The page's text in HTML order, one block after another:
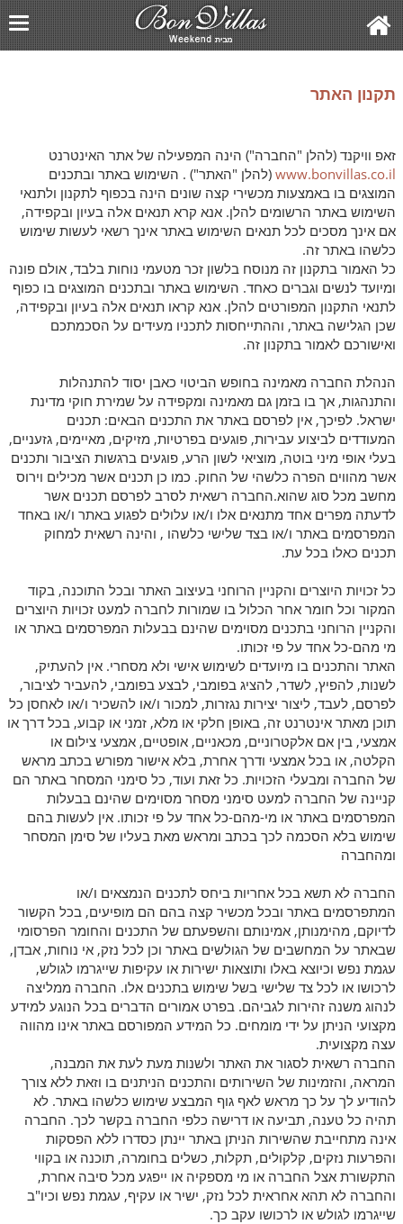
תקנון האתר
זאפ וויקנד (להלן "החברה") הינה המפעילה של אתר האינטרנט
www.bonvillas.co.il (להלן "האתר") . השימוש באתר ובתכנים
המוצגים בו באמצעות מכשירי קצה שונים הינה בכפוף לתקנון ולתנאי
השימוש באתר הרשומים להלן. אנא קרא תנאים אלה בעיון ובקפידה,
אם אינך מסכים לכל תנאים השימוש באתר אינך רשאי לעשות שימוש
כלשהו באתר זה.
כל האמור בתקנון זה מנוסח בלשון זכר מטעמי נוחות בלבד, אולם פונה
ומיועד לנשים וגברים כאחד. השימוש באתר ובתכנים המוצגים בו כפוף
לתנאי התקנון המפורטים להלן. אנא קראו תנאים אלה בעיון ובקפידה,
שכן הגלישה באתר, וההתייחסות לתכניו מעידים על הסכמתכם
ואישורכם לאמור בתקנון זה.
הנהלת החברה מאמינה בחופש הביטוי כאבן יסוד להתנהלות
והתנהגות, אך בו בזמן גם מאמינה ומקפידה על שמירת חוקי מדינת
ישראל. לפיכך, אין לפרסם באתר את התכנים הבאים: תכנים
המעודדים לביצוע עבירות, פוגעים בפרטיות, מזיקים, מאיימים, גזעניים,
בעלי אופי מיני בוטה, מוציאי לשון הרע, פוגעים ברגשות הציבור ותכנים
אשר מהווים הפרה כלשהי של החוק. כמו כן תכנים אשר מכילים וירוס
מחשב מכל סוג שהוא.החברה רשאית לסרב לפרסם תכנים אשר
לדעתה מפרים אחד מתנאים אלו ו/או עלולים לפגוע באתר ו/או באחד
המפרסמים באתר ו/או בצד שלישי כלשהו , והינה רשאית למחוק
תכנים כאלו בכל עת.
כל זכויות היוצרים והקניין הרוחני בעיצוב האתר ובכל התוכנה, בקוד
המקור וכל חומר אחר הכלול בו שמורות לחברה למעט זכויות היוצרים
והקניין הרוחני בתכנים מסוימים שהינם בבעלות המפרסמים באתר או
מי מהם-כל אחד על פי זכותו.
האתר והתכנים בו מיועדים לשימוש אישי ולא מסחרי. אין להעתיק,
לשנות, להפיץ, לשדר, להציג בפומבי, לבצע בפומבי, להעביר לציבור,
לפרסם, לעבד, ליצור יצירות נגזרות, למכור ו/או להשכיר ו/או לאחסן כל
תוכן מאתר אינטרנט זה, באופן חלקי או מלא, זמני או קבוע, בכל דרך או
אמצעי, בין אם אלקטרוניים, מכאניים, אופטיים, אמצעי צילום או
הקלטה, או בכל אמצעי ודרך אחרת, בלא אישור מפורש בכתב מראש
של החברה ומבעלי הזכויות. כל זאת ועוד, כל סימני המסחר באתר הם
קניינה של החברה למעט סימני מסחר מסוימים שהינם בבעלות
המפרסמים באתר או מי-מהם-כל אחד על פי זכותו. אין לעשות בהם
שימוש בלא הסכמה לכך בכתב ומראש מאת בעליו של סימן המסחר
ומהחברה
החברה לא תשא בכל אחריות ביחס לתכנים הנמצאים ו/או
המתפרסמים באתר ובכל מכשיר קצה בהם הם מופיעים, בכל הקשור
לדיוקם, מהימנותן, אמינותם והשפעתם של התכנים והחומר הפרסומי
שבאתר על המחשבים של הגולשים באתר וכן לכל נזק, אי נוחות, אבדן,
עגמת נפש וכיוצא באלו ותוצאות ישירות או עקיפות שייגרמו לגולש,
לרכושו או לכל צד שלישי בשל שימוש בתכנים אלו. החברה ממליצה
לנהוג משנה זהירות לגביהם. בפרט אמורים הדברים בכל הנוגע למידע
מקצועי הניתן על ידי מומחים. כל המידע המפורסם באתר אינו מהווה
עצה מקצועית.
החברה רשאית לסגור את האתר ולשנות מעת לעת את המבנה,
המראה, והזמינות של השירותים והתכנים הניתנים בו וזאת ללא צורך
להודיע לך על כך מראש לאף גוף המבצע שימוש כלשהו באתר. לא
תהיה כל טענה, תביעה או דרישה כלפי החברה בקשר לכך. החברה
אינה מתחייבת שהשירות הניתן באתר יינתן כסדרו ללא הפסקות
והפרעות נזקים, קלקולים, תקלות, כשלים בחומרה, תוכנה או בקווי
התקשורת אצל החברה או מי מספקיה או ייפגע מכל סיבה אחרת,
והחברה לא תהא אחראית לכל נזק, ישיר או עקיף, עגמת נפש וכיו"ב
שייגרמו לגולש או לרכושו עקב כך.